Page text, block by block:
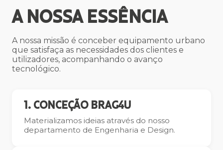
A NOSSA ESSÊNCIA
A nossa missão é conceber equipamento urbano
que satisfaça as necessidades dos clientes e
utilizadores, acompanhando o avanço
tecnológico.
1. CONCEÇÃO BRAG4U
Materializamos ideias através do nosso
departamento de Engenharia e Design.